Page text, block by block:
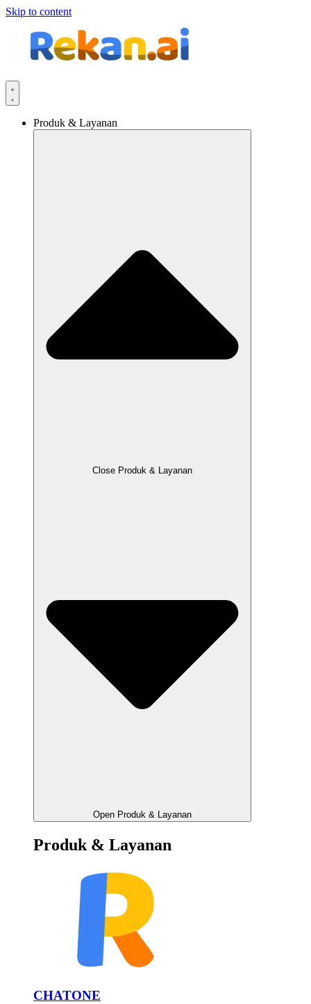
Skip to content
Produk & Layanan
Close Produk & Layanan
Open Produk & Layanan
Produk & Layanan
CHATONE